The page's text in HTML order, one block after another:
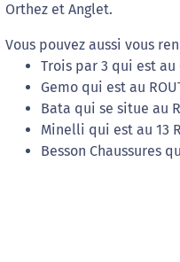
Orthez et Anglet.
Vous pouvez aussi vous
Trois par 3 qui est au
Gemo qui est au
Bata qui se situe au
Minelli qui est au 13
Besson Chaussures